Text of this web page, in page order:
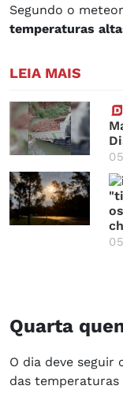
Segundo o
temperaturas
LEIA MAIS
Quarta
O dia deve seguir
das temperaturas